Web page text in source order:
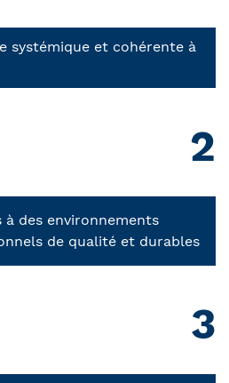
systémique et cohérente à
2
des environnements
de qualité et durables
3